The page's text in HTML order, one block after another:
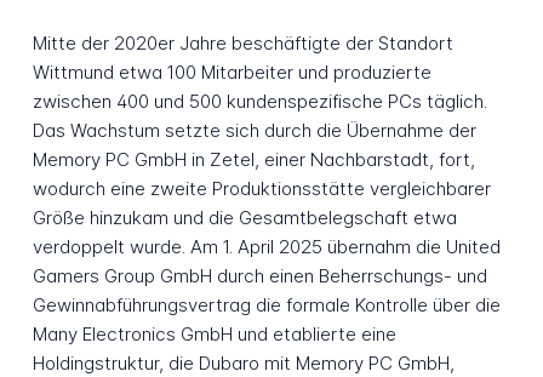
Mitte der 2020er Jahre beschäftigte der Standort
Wittmund etwa 100 Mitarbeiter und produzierte
zwischen 400 und 500 kundenspezifische PCs täglich.
Das Wachstum setzte sich durch die Übernahme der
Memory PC GmbH in Zetel, einer Nachbarstadt, fort,
wodurch eine zweite Produktionsstätte vergleichbarer
Größe hinzukam und die Gesamtbelegschaft etwa
verdoppelt wurde. Am 1. April 2025 übernahm die United
Gamers Group GmbH durch einen Beherrschungs- und
Gewinnabführungsvertrag die formale Kontrolle über die
Many Electronics GmbH und etablierte eine
Holdingstruktur, die Dubaro mit Memory PC GmbH,